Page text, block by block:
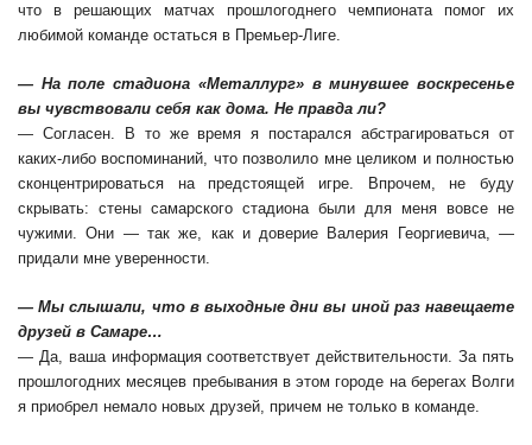
что в решающих матчах прошлогоднего чемпионата помог их
любимой команде остаться в Премьер-Лиге.
— На поле стадиона «Металлург» в минувшее воскресенье
вы чувствовали себя как дома. Не правда ли?
— Согласен. В то же время я постарался абстрагироваться от
каких-либо воспоминаний, что позволило мне целиком и полностью
сконцентрироваться на предстоящей игре. Впрочем, не буду
скрывать: стены самарского стадиона были для меня вовсе не
чужими. Они — так же, как и доверие Валерия Георгиевича, —
придали мне уверенности.
— Мы слышали, что в выходные дни вы иной раз навещаете
друзей в Самаре…
— Да, ваша информация соответствует действительности. За пять
прошлогодних месяцев пребывания в этом городе на берегах Волги
я приобрел немало новых друзей, причем не только в команде.